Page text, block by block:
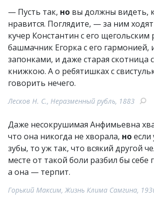
— Пусть так, но вы должны видеть,
нравится. Поглядите, — за ним
кучер Константин с его
башмачник Егорка с его гармонией,
запонками, и даже старая скотница
книжкою. А о ребятишках с
говорить нечего.
Лесков Н. С., Неразменный рубль, 1883
Даже несокрушимая Анфимьевна
что она никогда не хворала, ноесли
зубы, то уж так, что всякий другой
месте от такой боли разбил бы себе
а она — терпит.
Горький Максим, Жизнь Клима Самгина,